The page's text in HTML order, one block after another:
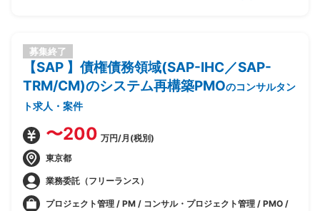
募集終了
【SAP 】債権債務領域(SAP-IHC／SAP-
TRM/CM)のシステム再構築PMOのコンサルタン
ト求人・案件
〜200 万円/月(税別)
東京都
業務委託（フリーランス）
プロジェクト管理 / PM / コンサル・プロジェクト管理 / PMO /